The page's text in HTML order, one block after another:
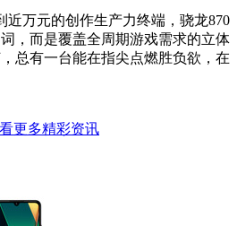
近万元的创作生产力终端，骁龙870
，而是覆盖全周期游戏需求的立体
总有一台能在指尖点燃胜负欲，在
更多精彩资讯